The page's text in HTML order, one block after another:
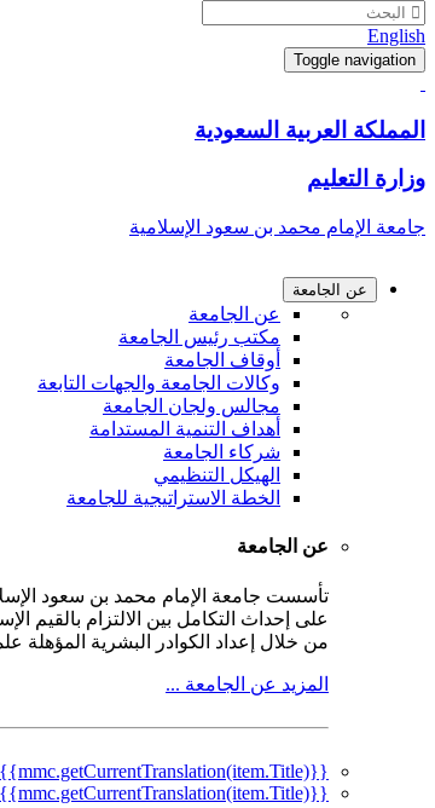
English
Toggle navigation
المملكة العربية السعودية
وزارة التعليم
جامعة الإمام محمد بن سعود الإسلامية
عن الجامعة
عن الجامعة
مكتب رئيس الجامعة
أوقاف الجامعة
وكالات الجامعة والجهات التابعة
مجالس ولجان الجامعة
أهداف التنمية المستدامة
شركاء الجامعة
الهيكل التنظيمي
الخطة الاستراتيجية للجامعة
عن الجامعة
على إحداث التكامل بين الالتزام بالقيم
من خلال إعداد الكوادر البشرية المؤهلة
المزيد عن الجامعة ...
{{mmc.getCurrentTranslation(item.Title)}}
{{mmc.getCurrentTranslation(item.Title)}}